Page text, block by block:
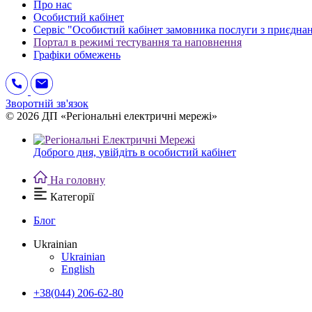
Про нас
Особистий кабінет
Сервіс "Особистий кабінет замовника послуги з
Портал в режимі тестування та наповнення
Графіки обмежень
Зворотній зв'язок
© 2026 ДП «Регіональні електричні мережі»
Доброго дня, увійдіть в особистий кабінет
На головну
Категорії
Блог
Ukrainian
Ukrainian
English
+38(044) 206-62-80